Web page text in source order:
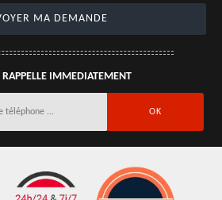
RAPPELLE IMMEDIATEMENT